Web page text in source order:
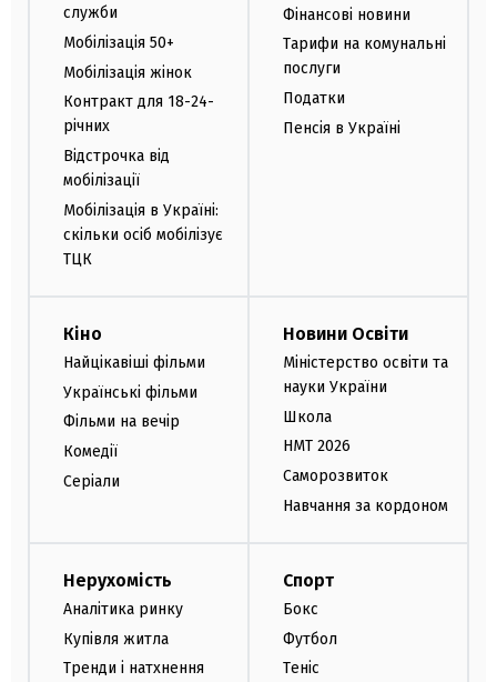
служби
Мобілізація 50+
Мобілізація жінок
Контракт для 18-24-
річних
Відстрочка від
мобілізації
Мобілізація в Україні:
скільки осіб мобілізує
ТЦК
Фінансові новини
Тарифи на комунальні
послуги
Податки
Пенсія в Україні
Кіно
Найцікавіші фільми
Українські фільми
Фільми на вечір
Комедії
Серіали
Новини Освіти
Міністерство освіти та
науки України
Школа
НМТ 2026
Саморозвиток
Навчання за кордоном
Нерухомість
Аналітика ринку
Купівля житла
Тренди і натхнення
Спорт
Бокс
Футбол
Теніс